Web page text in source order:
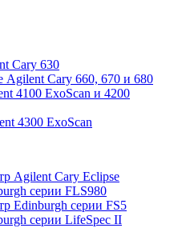
Cary 630
Agilent Cary 660, 670 и 680
4100 ExoScan и 4200
4300 ExoScan
Agilent Cary Eclipse
серии FLS980
Edinburgh серии FS5
серии LifeSpec II